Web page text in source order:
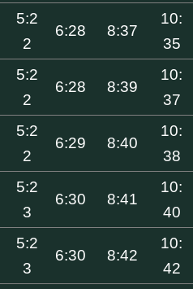
5:2
2
6:28 8:37
10:
35
5:2
2
6:28 8:39
10:
37
5:2
2
6:29 8:40
10:
38
5:2
3
6:30 8:41
10:
40
5:2
3
6:30 8:42
10:
42